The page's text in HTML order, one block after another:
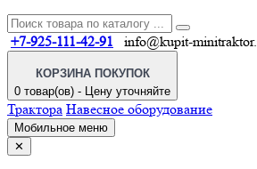
+7-925-111-42-91 info@kupit-
КОРЗИНА ПОКУПОК
0 товар(ов) - Цену уточняйте
Трактора Навесное оборудование
Мобильное меню
✕